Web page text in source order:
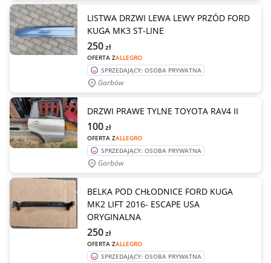
LISTWA DRZWI LEWA LEWY PRZÓD FORD
KUGA MK3 ST-LINE
OFERTA ZALLEGRO
250zł
SPRZEDAJĄCY: OSOBA PRYWATNA
Garbów
DRZWI PRAWE TYLNE TOYOTA RAV4 II
OFERTA ZALLEGRO
100zł
SPRZEDAJĄCY: OSOBA PRYWATNA
Garbów
BELKA POD CHŁODNICE FORD KUGA
MK2 LIFT 2016- ESCAPE USA
ORYGINALNA
OFERTA ZALLEGRO
250zł
SPRZEDAJĄCY: OSOBA PRYWATNA